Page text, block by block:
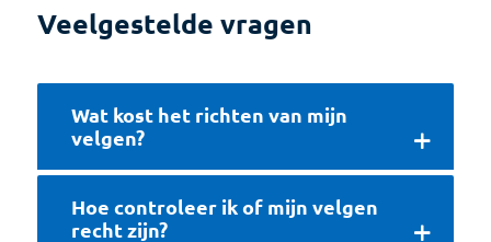
Veelgestelde vragen
Wat kost het richten van mijn
velgen?
Hoe controleer ik of mijn velgen
recht zijn?